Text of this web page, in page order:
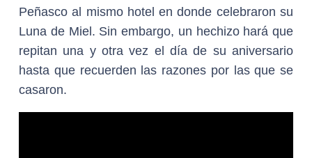
Peñasco al mismo hotel en donde celebraron su
Luna de Miel. Sin embargo, un hechizo hará que
repitan una y otra vez el día de su aniversario
hasta que recuerden las razones por las que se
casaron.